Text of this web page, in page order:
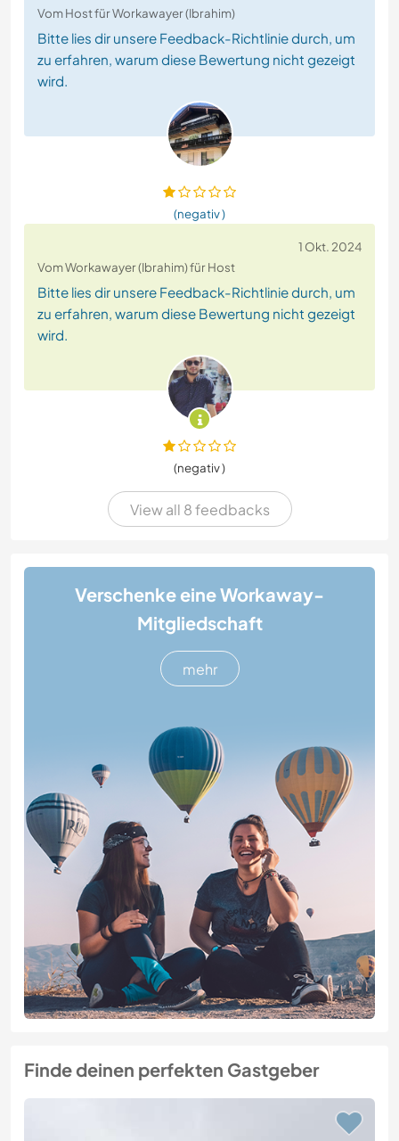
Vom Host für Workawayer (Ibrahim)
Bitte lies dir unsere Feedback-Richtlinie durch, um
zu erfahren, warum diese Bewertung nicht gezeigt
wird.
(negativ )
1 Okt. 2024
Vom Workawayer (Ibrahim) für Host
Bitte lies dir unsere Feedback-Richtlinie durch, um
zu erfahren, warum diese Bewertung nicht gezeigt
wird.
(negativ )
View all 8 feedbacks
Verschenke eine Workaway-
Mitgliedschaft
mehr
Finde deinen perfekten Gastgeber